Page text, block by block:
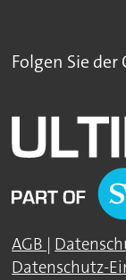
Folgen Sie der
AGB
Datenschutz-